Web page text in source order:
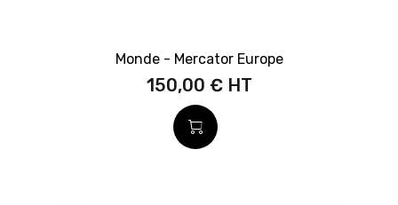
Monde - Mercator Europe
150,00 €